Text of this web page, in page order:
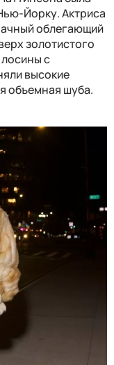
Йорку. Актриса
облегающий
золотистого
с
высокие
объемная шуба.